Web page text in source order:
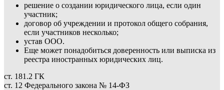
решение о создании юридического лица, если один
участник;
договор об учреждении и протокол общего собрания,
если участников несколько;
устав ООО.
Еще может понадобиться доверенность или выписка из
реестра иностранных юридических лиц.
ст. 181.2 ГК
ст. 12 Федерального закона № 14-ФЗ